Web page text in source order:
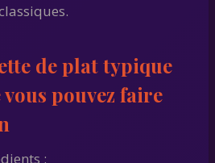
de plat typique
pouvez faire
: